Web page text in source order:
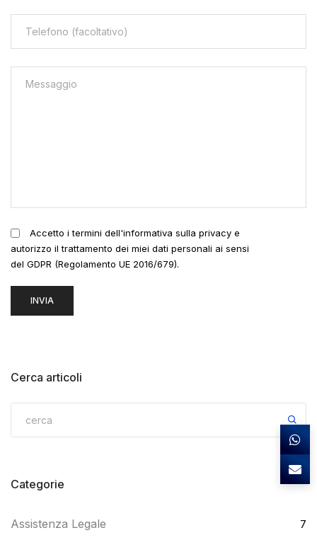
Accetto i termini dell'informativa sulla privacy e
autorizzo il trattamento dei miei dati personali ai sensi
del GDPR (Regolamento UE 2016/679).
Cerca articoli
Categorie
Assistenza Legale 7